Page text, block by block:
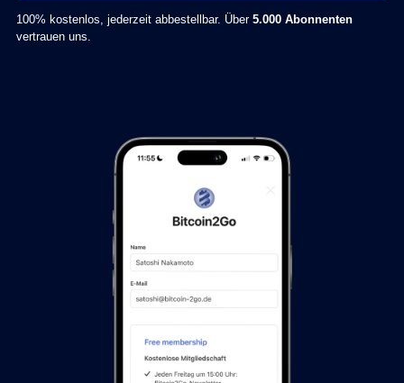
100% kostenlos, jederzeit abbestellbar. Über 5.000 Abonnenten
vertrauen uns.